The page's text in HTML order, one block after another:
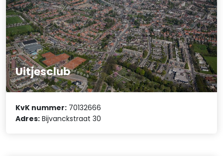
Uitjesclub
KvK nummer: 70132666
Adres: Bijvanckstraat 30